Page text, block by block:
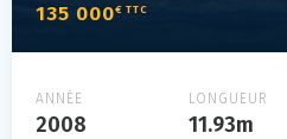
135 000€ TTC
ANNÉE
2008
LONGUEUR
11.93m